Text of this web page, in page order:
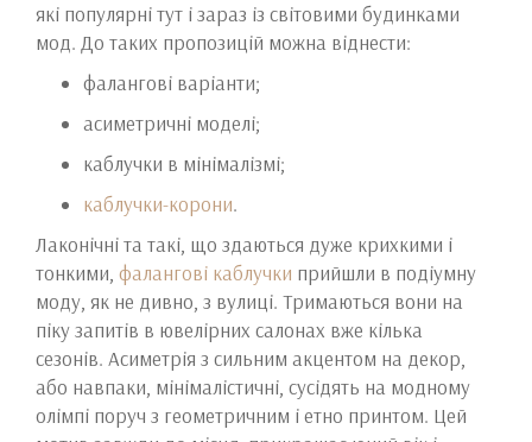
які популярні тут і зараз із світовими будинками
мод. До таких пропозицій можна віднести:
фалангові варіанти;
асиметричні моделі;
каблучки в мінімалізмі;
каблучки-корони.
Лаконічні та такі, що здаються дуже крихкими і
тонкими, фалангові каблучки прийшли в подіумну
моду, як не дивно, з вулиці. Тримаються вони на
піку запитів в ювелірних салонах вже кілька
сезонів. Асиметрія з сильним акцентом на декор,
або навпаки, мінімалістичні, сусідять на модному
олімпі поруч з геометричним і етно принтом. Цей